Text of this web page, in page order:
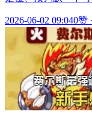
2026-06-02 09:040赞 ·